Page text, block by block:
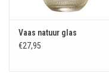
Vaas natuur glas
€27,95